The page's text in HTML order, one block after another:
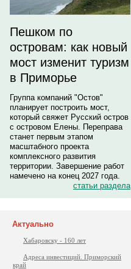
Пешком по
островам: как новый
мост изменит туризм
в Приморье
Группа компаний "Остов"
планирует построить мост,
который свяжет Русский остров
с островом Елены. Переправа
станет первым этапом
масштабного проекта
комплексного развития
территории. Завершение работ
намечено на конец 2027 года.
статьи раздела
Актуально
Хабаровску - 160 лет
Адреса инвестиций. Приморский
край